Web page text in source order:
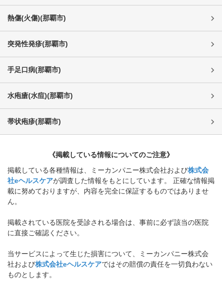
熱傷(火傷)(那覇市)
突発性発疹(那覇市)
手足口病(那覇市)
水疱瘡(水痘)(那覇市)
帯状疱疹(那覇市)
《掲載している情報についてのご注意》
掲載している各種情報は、ミーカンパニー株式会社および株式会
社eヘルスケアが調査した情報をもとにしています。 正確な情報掲
載に努めておりますが、内容を完全に保証するものではありませ
ん。
掲載されている医院を受診される場合は、事前に必ず該当の医院
に直接ご確認ください。
当サービスによって生じた損害について、ミーカンパニー株式会
社および株式会社eヘルスケアではその賠償の責任を一切負わない
ものとします。